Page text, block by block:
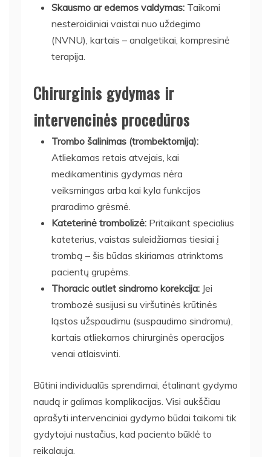
Skausmo ar edemos valdymas: Taikomi
nesteroidiniai vaistai nuo uždegimo
(NVNU), kartais – analgetikai, kompresinė
terapija.
Chirurginis gydymas ir
intervencinės procedūros
Trombo šalinimas (trombektomija):
Atliekamas retais atvejais, kai
medikamentinis gydymas nėra
veiksmingas arba kai kyla funkcijos
praradimo grėsmė.
Kateterinė trombolizė: Pritaikant specialius
kateterius, vaistas suleidžiamas tiesiai į
trombą – šis būdas skiriamas atrinktoms
pacientų grupėms.
Thoracic outlet sindromo korekcija: Jei
trombozė susijusi su viršutinės krūtinės
ląstos užspaudimu (suspaudimo sindromu),
kartais atliekamos chirurginės operacijos
venai atlaisvinti.
Būtini individualūs sprendimai, étalinant gydymo
naudą ir galimas komplikacijas. Visi aukščiau
aprašyti intervenciniai gydymo būdai taikomi tik
gydytojui nustačius, kad paciento būklė to
reikalauja.